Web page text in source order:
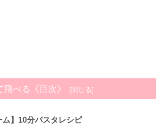
べる《目次》
】10分パスタレシピ